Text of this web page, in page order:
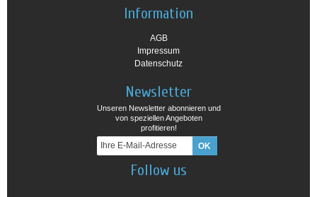
Information
AGB
Impressum
Datenschutz
Newsletter
Unseren Newsletter abonnieren und
von speziellen Angeboten
profitieren!
Follow us